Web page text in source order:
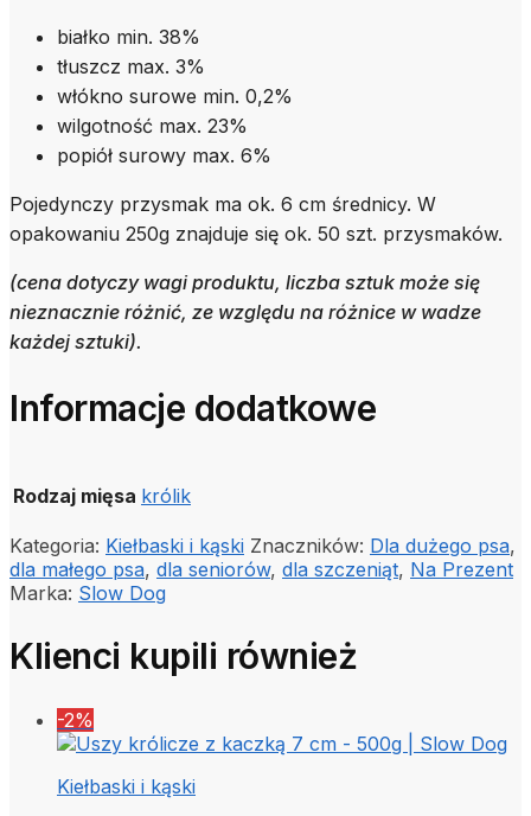
białko min. 38%
tłuszcz max. 3%
włókno surowe min. 0,2%
wilgotność max. 23%
popiół surowy max. 6%
Pojedynczy przysmak ma ok. 6 cm średnicy. W
opakowaniu 250g znajduje się ok. 50 szt. przysmaków.
(cena dotyczy wagi produktu, liczba sztuk może się
nieznacznie różnić, ze względu na różnice w wadze
każdej sztuki).
Informacje dodatkowe
Rodzaj mięsa królik
Kategoria: Kiełbaski i kąski Znaczników: Dla dużego psa,
dla małego psa, dla seniorów, dla szczeniąt, Na Prezent
Marka: Slow Dog
Klienci kupili również
-2%
Kiełbaski i kąski